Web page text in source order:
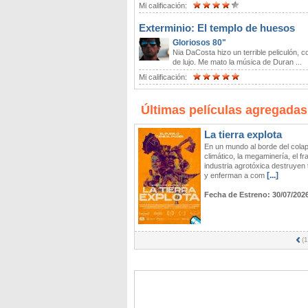
Mi calificación:
Exterminio: El templo de huesos
Gloriosos 80"
Nia DaCosta hizo un terrible peliculón,
de lujo. Me mato la música de Duran ...
Mi calificación:
Últimas películas agregadas
La tierra explota
En un mundo al borde del
climático, la megaminería, el
industria agrotóxica destruyen
y enferman a com[...]
Fecha de Estreno: 30/07/
(1